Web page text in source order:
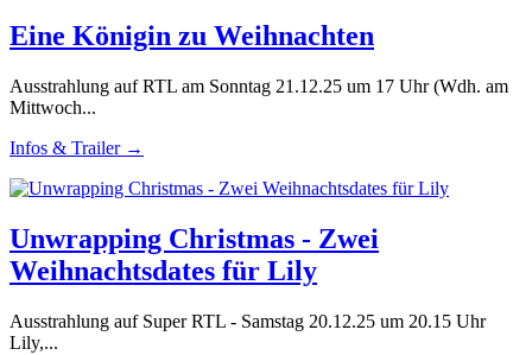
Eine Königin zu Weihnachten
Ausstrahlung auf RTL am Sonntag 21.12.25 um 17 Uhr (Wdh. am
Mittwoch...
Infos & Trailer →
Unwrapping Christmas - Zwei
Weihnachtsdates für Lily
Ausstrahlung auf Super RTL - Samstag 20.12.25 um 20.15 Uhr
Lily,...